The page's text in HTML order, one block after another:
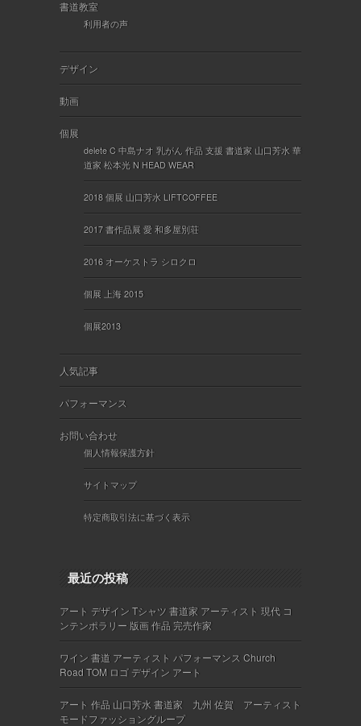
書道教室
利用者の声
デザイン
動画
個展
delete C 中島ナオ 乳がん 作品 支援 書道家 山口芳水 華
道家 松本光 N HEAD WEAR
2018 個展 山口芳水 LIFTCOFFEE
2017 書作品展 愛 和多屋別荘
2016 オーケストラ シロクロ
個展 上海 2015
個展2013
人気記事
パフォーマンス
お問い合わせ
個人情報保護方針
サイトマップ
特定商取引法に基づく表示
最近の投稿
アート デザイン Tシャツ 書道家 アーティスト 現代 コ
ンテンポラリー 版画 作品 完売作家
ワイン 書道 アーティスト パフォーマンス Church
Road TOM ロゴ デザイン アート
アート 作品 山口芳水 書道家 九州 佐賀 アーティスト
モードファッショングループ